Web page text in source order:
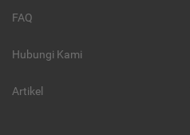
FAQ
Hubungi Kami
Artikel